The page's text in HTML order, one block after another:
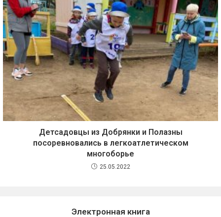
Детсадовцы из Добрянки и Полазны
посоревновались в легкоатлетическом
многоборье
25.05.2022
Электронная книга